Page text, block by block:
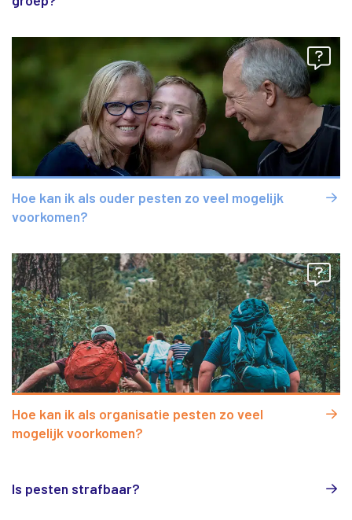
Hoe kan ik als ouder pesten zo veel mogelijk
voorkomen?
Hoe kan ik als organisatie pesten zo veel
mogelijk voorkomen?
Is pesten strafbaar?